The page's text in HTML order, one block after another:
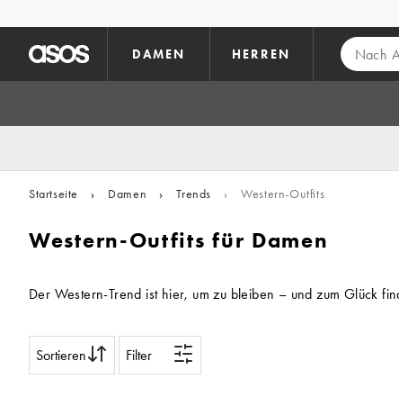
DAMEN HERREN
Startseite › Damen › Trends › Western-Outfits
Western-Outfits für Damen
Der Western-Trend ist hier, um zu bleiben – und zum Glück
Sortieren Filter